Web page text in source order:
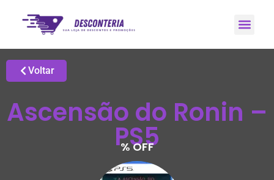
Voltar
Ascensão do Ronin –
PS5
% OFF